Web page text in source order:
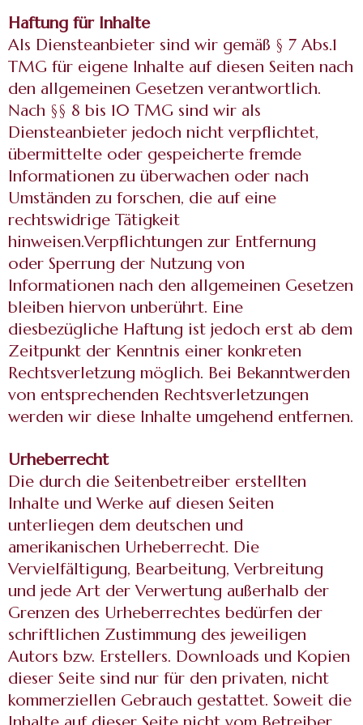
Haftung für Inhalte
Als Diensteanbieter sind wir gemäß § 7 Abs.1
TMG für eigene Inhalte auf diesen Seiten nach
den allgemeinen Gesetzen verantwortlich.
Nach §§ 8 bis 10 TMG sind wir als
Diensteanbieter jedoch nicht verpflichtet,
übermittelte oder gespeicherte fremde
Informationen zu überwachen oder nach
Umständen zu forschen, die auf eine
rechtswidrige Tätigkeit
hinweisen.Verpflichtungen zur Entfernung
oder Sperrung der Nutzung von
Informationen nach den allgemeinen Gesetzen
bleiben hiervon unberührt. Eine
diesbezügliche Haftung ist jedoch erst ab dem
Zeitpunkt der Kenntnis einer konkreten
Rechtsverletzung möglich. Bei Bekanntwerden
von entsprechenden Rechtsverletzungen
werden wir diese Inhalte umgehend entfernen.
Urheberrecht
Die durch die Seitenbetreiber erstellten
Inhalte und Werke auf diesen Seiten
unterliegen dem deutschen und
amerikanischen Urheberrecht. Die
Vervielfältigung, Bearbeitung, Verbreitung
und jede Art der Verwertung außerhalb der
Grenzen des Urheberrechtes bedürfen der
schriftlichen Zustimmung des jeweiligen
Autors bzw. Erstellers. Downloads und Kopien
dieser Seite sind nur für den privaten, nicht
kommerziellen Gebrauch gestattet. Soweit die